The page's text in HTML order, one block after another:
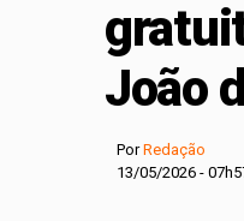
João
PorRedação
13/05/2026 -